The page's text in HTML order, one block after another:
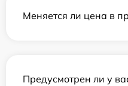
Меняется ли цена в
Предусмотрен ли у